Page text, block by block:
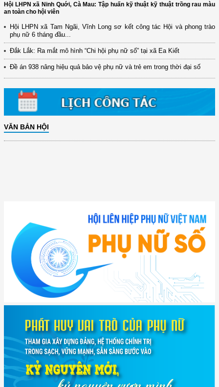
Hội LHPN xã Ninh Quới, Cà Mau: Tập huấn kỹ thuật kỹ thuật trồng rau màu
an toàn cho hội viên
Hội LHPN xã Tam Ngãi, Vĩnh Long sơ kết công tác Hội và phong trào
phụ nữ 6 tháng đầu...
Đắk Lắk: Ra mắt mô hình “Chi hội phụ nữ số” tại xã Ea Kiết
Đề án 938 nâng hiệu quả bảo vệ phụ nữ và trẻ em trong thời đại số
VĂN BẢN HỘI
(898/KH/ĐCT) Kế hoạch thực hiện Quyết định số 2415/QĐ-TTg ngày
31/10/2025 ...
(417/QĐ-BNNMT) Quyết định phê duyệt Chương trình mục tiêu quốc gia
xây dựng ...
(891/KH-ĐCT) Kế hoạch thực hiện Nghị quyết số 72-NQ/TW ngày
9/9/2025 của Bộ ...
(2415/QĐ-TTg) Quyết định về việc phê duyệt Đề án Hỗ trợ Phụ nữ khởi
nghiệp ...